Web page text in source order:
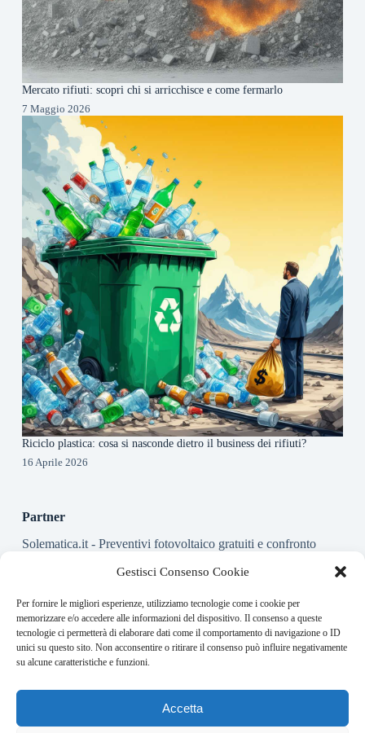
Gestisci Consenso Cookie
Per fornire le migliori esperienze, utilizziamo tecnologie come i cookie per
memorizzare e/o accedere alle informazioni del dispositivo. Il consenso a queste
tecnologie ci permetterà di elaborare dati come il comportamento di navigazione o ID
unici su questo sito. Non acconsentire o ritirare il consenso può influire negativamente
su alcune caratteristiche e funzioni.
Accetta
Mercato rifiuti: scopri chi si arricchisce e come fermarlo
7 Maggio 2026
Riciclo plastica: cosa si nasconde dietro il business dei rifiuti?
16 Aprile 2026
Partner
Solematica.it- Preventivi fotovoltaico gratuiti e confronto
About this website
Energy-Bullet.it ogni giorno trova per te le notizie più rilevanti
in ambito finanziario.
Address:
VIA USODIMARE 3 - 37138 - VERONA (VR)